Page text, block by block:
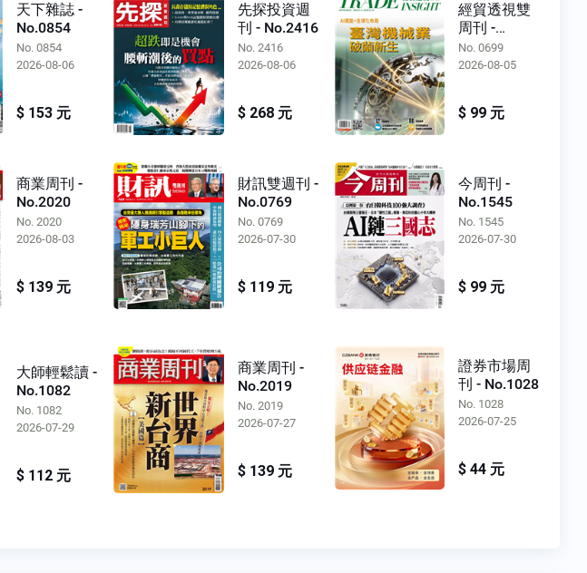
天下雜誌 -
No.0854
No. 0854
2026-08-06
$ 153 元
先探投資週
刊 - No.2416
No. 2416
2026-08-06
$ 268 元
經貿透視雙
周刊 -
No.0699
No. 0699
2026-08-05
$ 99 元
商業周刊 -
No.2020
No. 2020
2026-08-03
$ 139 元
財訊雙週刊 -
No.0769
No. 0769
2026-07-30
$ 119 元
今周刊 -
No.1545
No. 1545
2026-07-30
$ 99 元
大師輕鬆讀 -
No.1082
No. 1082
2026-07-29
$ 112 元
商業周刊 -
No.2019
No. 2019
2026-07-27
$ 139 元
證券市場周
刊 - No.1028
No. 1028
2026-07-25
$ 44 元